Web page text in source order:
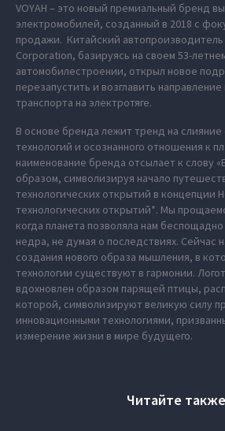
VOYAH – это новый премиальный бренд
электромобилей, созданный в 2018 с
продажи. Китайский
Corporation, базируясь на своем 53-
автомобилестроении, открыл новое
перезапустить и возглавить
транспорта на электротяге.
В основе бренда лежит тренд на
технологий и осознанного отношения к
наименование бренда отсылает к слову
образом, символизируя начало
технологических открытий в концепции
технологических открытий*. Мы
когда планета позволяла нам
недра, не думая о последствиях. Сейчас
создания нового образа мышления, в
технологии существуют в гармонии.
вдохновлен образом парящей птицы,
которой, символизируют великую силу
инновационными технологиями,
измерение жизни в мире будущего.
Читайте также